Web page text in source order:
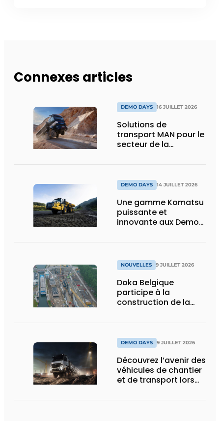
Connexes articles
DEMO DAYS 16 JUILLET 2026
Solutions de
transport MAN pour le
secteur de la
DEMO DAYS 14 JUILLET 2026
Une gamme Komatsu
puissante et
innovante aux Demo
NOUVELLES 9 JUILLET 2026
Doka Belgique
participe à la
construction de la
DEMO DAYS 9 JUILLET 2026
Découvrez l’avenir des
véhicules de chantier
et de transport lors